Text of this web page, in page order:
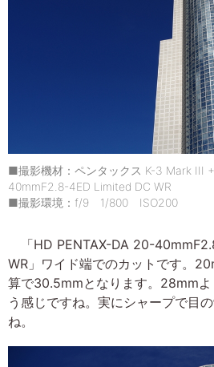
■撮影機材：ペンタックス K-3 Mark III
40mmF2.8-4ED Limited DC WR
■撮影環境：f/9 1/800 ISO200
「HD PENTAX-DA 20-
WR」ワイド端でのカットです。
算で30.5mmとなります。28mm
う感じですね。実にシャープで目
ね。